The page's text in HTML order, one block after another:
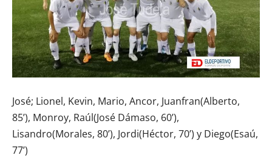
José; Lionel, Kevin, Mario, Ancor, Juanfran(Alberto,
85’), Monroy, Raúl(José Dámaso, 60’),
Lisandro(Morales, 80’), Jordi(Héctor, 70’) y Diego(Esaú,
77’)